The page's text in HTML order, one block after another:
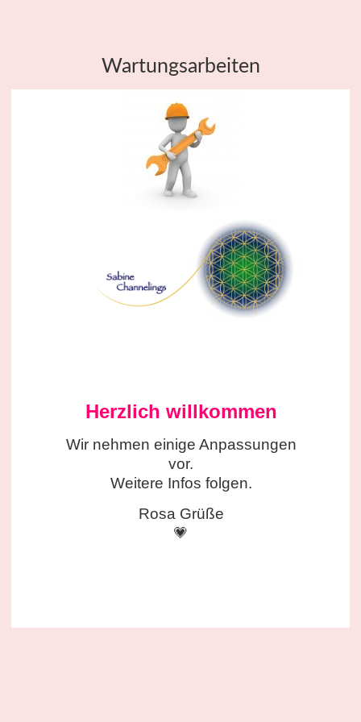
Wartungsarbeiten
Herzlich willkommen
Wir nehmen einige Anpassungen
vor.
Weitere Infos folgen.
Rosa Grüße
💗